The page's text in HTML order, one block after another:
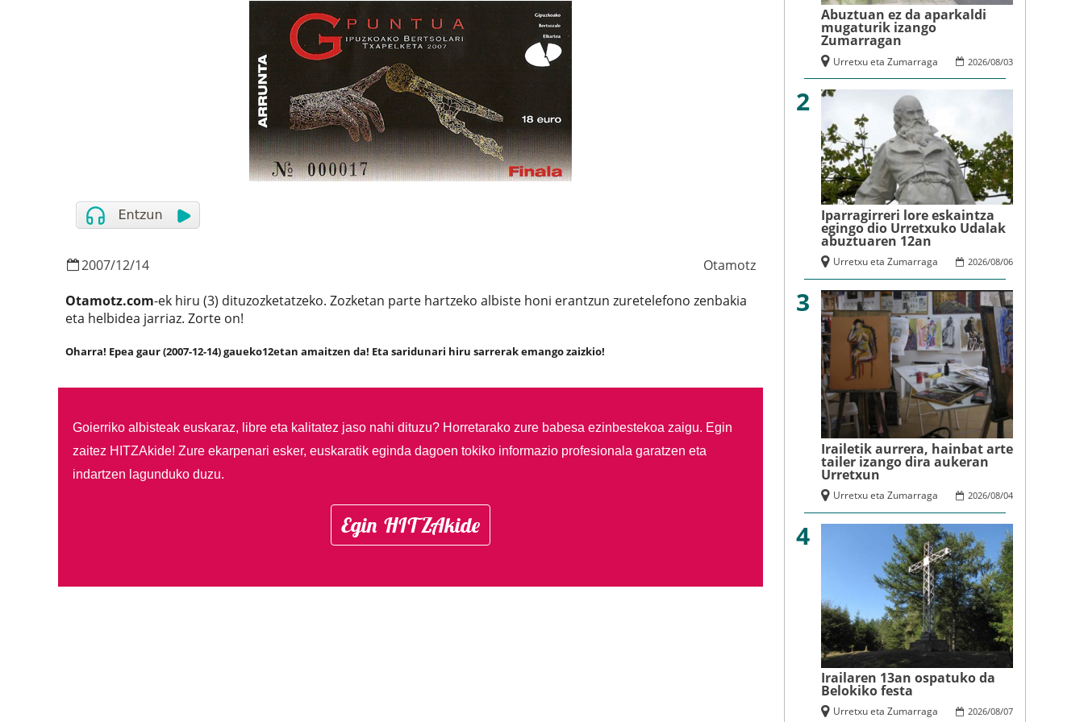
2007/12/14
Otamotz
Otamotz.com-ek hiru (3) dituzozketatzeko. Zozketan parte hartzeko albiste honi erantzun zuretelefono zenbakia
eta helbidea jarriaz. Zorte on!
Oharra! Epea gaur (2007-12-14) gaueko12etan amaitzen da! Eta saridunari hiru sarrerak emango zaizkio!
Goierriko albisteak euskaraz, libre eta kalitatez jaso nahi dituzu? Horretarako zure babesa ezinbestekoa zaigu. Egin
zaitez HITZAkide! Zure ekarpenari esker, euskaratik eginda dagoen tokiko informazio profesionala garatzen eta
indartzen lagunduko duzu.
Egin HITZAkide
Abuztuan ez da aparkaldi
mugaturik izango
Zumarragan
2026/08/03
Urretxu eta Zumarraga
2
Iparragirreri lore eskaintza
egingo dio Urretxuko Udalak
abuztuaren 12an
2026/08/06
Urretxu eta Zumarraga
3
Irailetik aurrera, hainbat arte
tailer izango dira aukeran
Urretxun
2026/08/04
Urretxu eta Zumarraga
4
Irailaren 13an ospatuko da
Belokiko festa
2026/08/07
Urretxu eta Zumarraga